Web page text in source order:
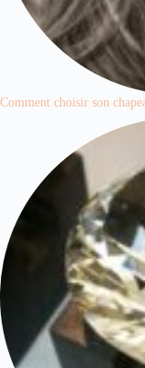
Comment choisir son